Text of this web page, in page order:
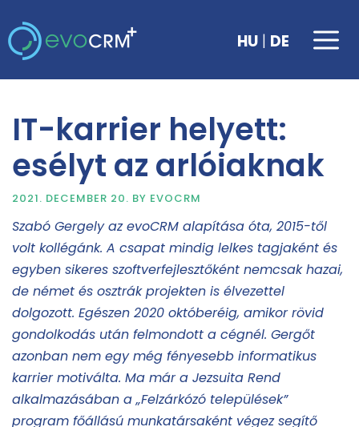
to
content
HU | DE
IT-karrier helyett:
esélyt az arlóiaknak
2021. DECEMBER 20. BY EVOCRM
Szabó Gergely az evoCRM alapítása óta, 2015-től
volt kollégánk. A csapat mindig lelkes tagjaként és
egyben sikeres szoftverfejlesztőként nemcsak hazai,
de német és osztrák projekten is élvezettel
dolgozott. Egészen 2020 októberéig, amikor rövid
gondolkodás után felmondott a cégnél. Gergőt
azonban nem egy még fényesebb informatikus
karrier motiválta. Ma már a Jezsuita Rend
alkalmazásában a „Felzárkózó települések”
program főállású munkatársaként végez segítő